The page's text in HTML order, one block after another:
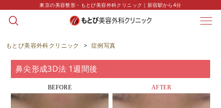
東京の美容整形・もとび美容外科クリニック｜新宿駅から4分
CASE
症例写真
もとび美容外科クリニック > 症例写真
鼻尖形成3D法 1週間後
BEFORE AFTER